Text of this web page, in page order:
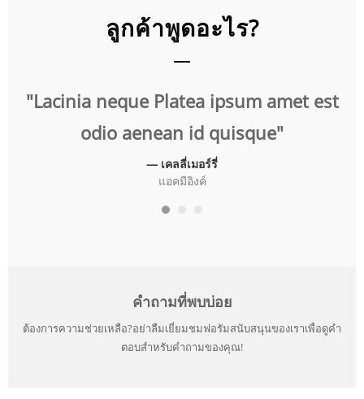
ลูกค้าพูดอะไร?
"Lacinia neque Platea ipsum amet est
odio aenean id quisque"
— เคลลี่เมอร์รี่
แอคมีอิงค์
คำถามที่พบบ่อย
ต้องการความช่วยเหลือ?อย่าลืมเยี่ยมชมฟอรัมสนับสนุนของเราเพื่อดูคำ
ตอบสำหรับคำถามของคุณ!